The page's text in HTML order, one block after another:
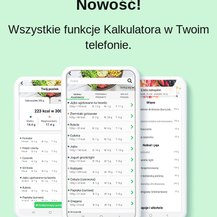
Nowość!
Wszystkie funkcje Kalkulatora w Twoim
telefonie.